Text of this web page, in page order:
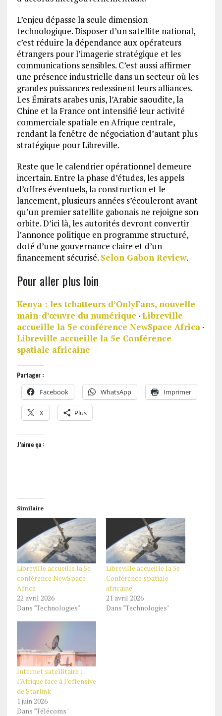
L’enjeu dépasse la seule dimension
technologique. Disposer d’un satellite national,
c’est réduire la dépendance aux opérateurs
étrangers pour l’imagerie stratégique et les
communications sensibles. C’est aussi affirmer
une présence industrielle dans un secteur où les
grandes puissances redessinent leurs alliances.
Les Émirats arabes unis, l’Arabie saoudite, la
Chine et la France ont intensifié leur activité
commerciale spatiale en Afrique centrale,
rendant la fenêtre de négociation d’autant plus
stratégique pour Libreville.
Reste que le calendrier opérationnel demeure
incertain. Entre la phase d’études, les appels
d’offres éventuels, la construction et le
lancement, plusieurs années s’écouleront avant
qu’un premier satellite gabonais ne rejoigne son
orbite. D’ici là, les autorités devront convertir
l’annonce politique en programme structuré,
doté d’une gouvernance claire et d’un
financement sécurisé. Selon Gabon Review.
Pour aller plus loin
Kenya : les tchatteurs d’OnlyFans, nouvelle
main-d’œuvre du numérique · Libreville
accueille la 5e conférence NewSpace Africa·
Libreville accueille la 5e Conférence
spatiale africaine
Partager :
Facebook WhatsApp Imprimer
X Plus
J’aime ça :
Similaire
Libreville accueille la 5e
conférence NewSpace
Africa
22 avril 2026
Dans "Technologies"
Libreville accueille la 5e
Conférence spatiale
africaine
21 avril 2026
Dans "Technologies"
Internet satellitaire :
l’Afrique face à l’offensive
de Starlink
1 juin 2026
Dans "Télécoms"